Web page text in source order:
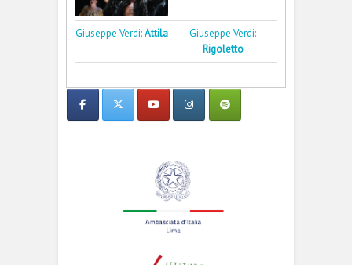
Giuseppe Verdi:Attila
Giuseppe Verdi:
Rigoletto